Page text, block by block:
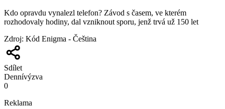
Kdo opravdu vynalezl telefon? Závod s časem, ve kterém
rozhodovaly hodiny, dal vzniknout sporu, jenž trvá už 150 let
Zdroj: Kód Enigma - Čeština
Sdílet
Dennívýzva
0
Reklama